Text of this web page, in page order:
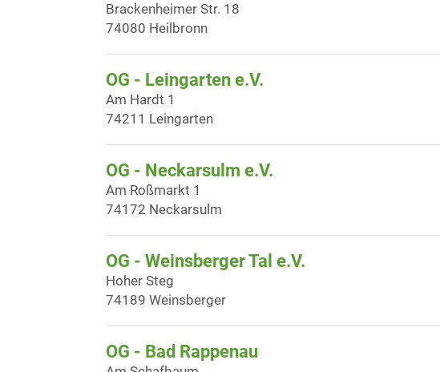
Brackenheimer Str. 18
74080 Heilbronn
OG - Leingarten e.V.
Am Hardt 1
74211 Leingarten
OG - Neckarsulm e.V.
Am Roßmarkt 1
74172 Neckarsulm
OG - Weinsberger Tal e.V.
Hoher Steg
74189 Weinsberger
OG - Bad Rappenau